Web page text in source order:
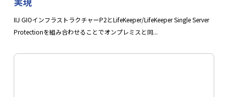
IIJ GIOインフラストラクチャーP2とLifeKeeper/LifeKeeper Single Server
Protectionを組み合わせることでオンプレミスと同...